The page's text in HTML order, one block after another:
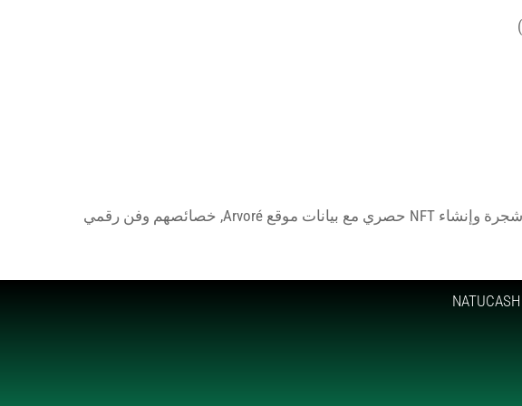
ولا يديره فريق ناتوكاش, سوف يزرع فريقنا 1 (ا) شجرة وإنشاء NFT حصري مع بيانات موقع Arvoré, خصائصهم وفن رقمي